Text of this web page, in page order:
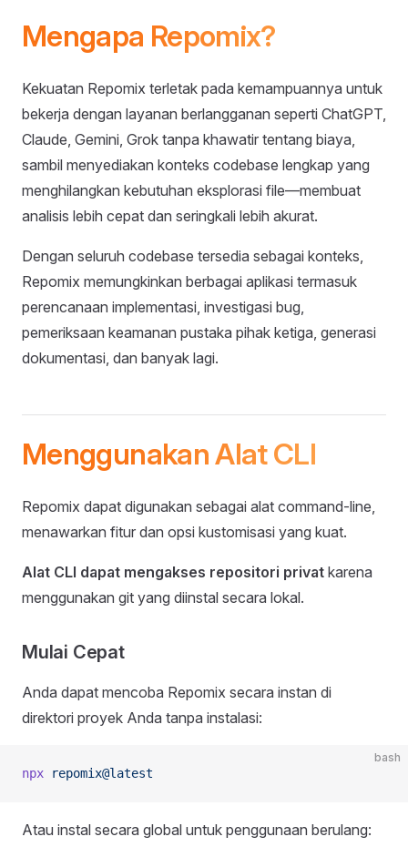
Mengapa Repomix?
Kekuatan Repomix terletak pada kemampuannya untuk
bekerja dengan layanan berlangganan seperti ChatGPT,
Claude, Gemini, Grok tanpa khawatir tentang biaya,
sambil menyediakan konteks codebase lengkap yang
menghilangkan kebutuhan eksplorasi file—membuat
analisis lebih cepat dan seringkali lebih akurat.
Dengan seluruh codebase tersedia sebagai konteks,
Repomix memungkinkan berbagai aplikasi termasuk
perencanaan implementasi, investigasi bug,
pemeriksaan keamanan pustaka pihak ketiga, generasi
dokumentasi, dan banyak lagi.
Menggunakan Alat CLI
Repomix dapat digunakan sebagai alat command-line,
menawarkan fitur dan opsi kustomisasi yang kuat.
Alat CLI dapat mengakses repositori privat karena
menggunakan git yang diinstal secara lokal.
Mulai Cepat
Anda dapat mencoba Repomix secara instan di
direktori proyek Anda tanpa instalasi:
bash
npx repomix@latest
Atau instal secara global untuk penggunaan berulang: